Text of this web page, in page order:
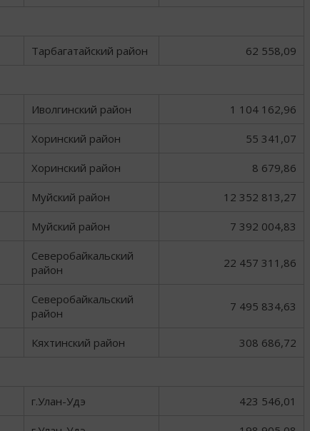
Тарбагатайский район 62 558,09
Иволгинский район 1 104 162,96
Хоринский район 55 341,07
Хоринский район 8 679,86
Муйский район 12 352 813,27
Муйский район 7 392 004,83
Северобайкальский
район
22 457 311,86
Северобайкальский
район
7 495 834,63
Кяхтинский район 308 686,72
г.Улан-Удэ 423 546,01